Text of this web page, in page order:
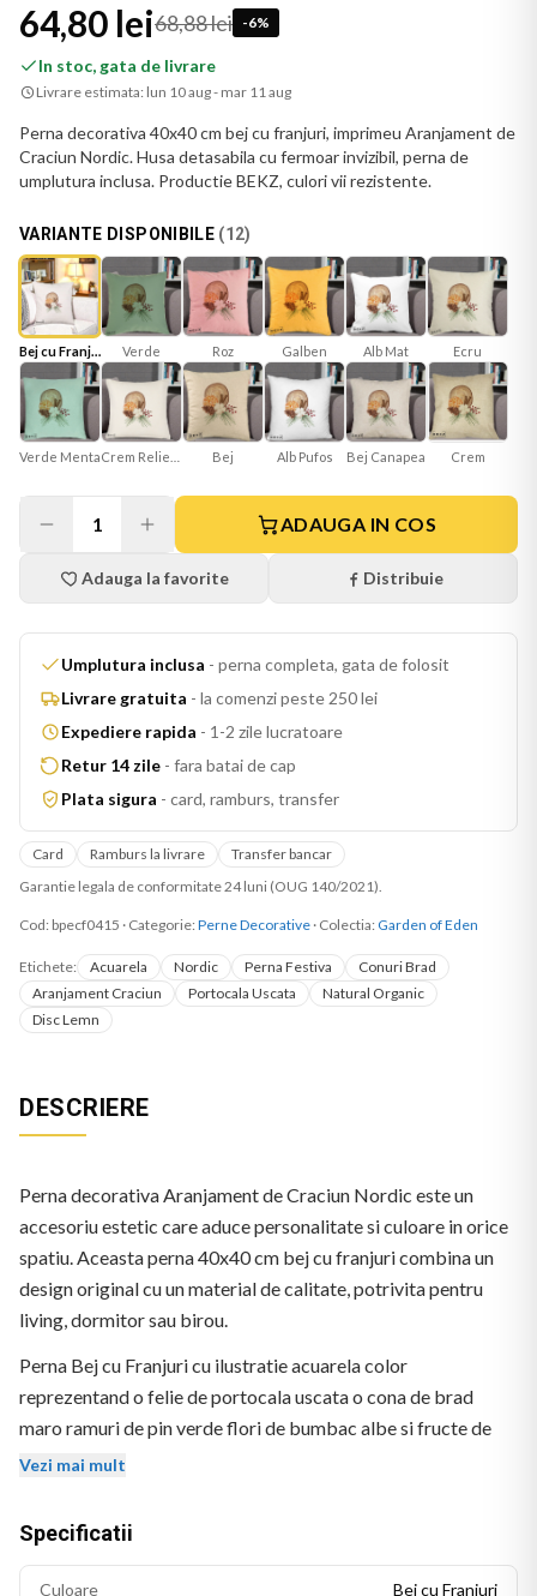
64,80 lei68,88 lei -6%
In stoc, gata de livrare
Livrare estimata: lun 10 aug - mar 11 aug
Perna decorativa 40x40 cm bej cu franjuri, imprimeu Aranjament de
Craciun Nordic. Husa detasabila cu fermoar invizibil, perna de
umplutura inclusa. Productie BEKZ, culori vii rezistente.
VARIANTE DISPONIBILE (12)
Bej cu Franjuri Verde Roz Galben Alb Mat Ecru
Verde Menta Bej Alb Pufos Bej Canapea Crem
1 ADAUGA IN COS
Adauga la favorite Distribuie
Umplutura inclusa - perna completa, gata de folosit
Livrare gratuita - la comenzi peste 250 lei
Expediere rapida - 1-2 zile lucratoare
Retur 14 zile - fara batai de cap
Plata sigura - card, ramburs, transfer
Card Ramburs la livrare
Transfer bancar
Garantie legala de conformitate 24 luni (OUG 140/2021).
Cod: bpecf0415 · Categorie: Perne Decorative · Colectia: Garden of Eden
Etichete: Acuarela Nordic Perna Festiva
Conuri Brad
Aranjament Craciun
Portocala Uscata
Natural Organic
Disc Lemn
DESCRIERE
Perna decorativa Aranjament de Craciun Nordic este un
accesoriu estetic care aduce personalitate si culoare in orice
spatiu. Aceasta perna 40x40 cm bej cu franjuri combina un
design original cu un material de calitate, potrivita pentru
living, dormitor sau birou.
Perna Bej cu Franjuri cu ilustratie acuarela color
reprezentand o felie de portocala uscata o cona de brad
maro ramuri de pin verde flori de bumbac albe si fructe de
padure rosii pe un disc de lemn. Fara text. Logo BEKZ in
Vezi mai mult
Specificatii
Culoare Bej cu Franjuri